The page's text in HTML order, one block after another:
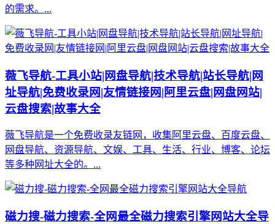
的需求。...
薇飞导航-工具小站|网盘导航|技术导航|站长导航|网
址导航|免费收录网|友情链接网|阿里云盘|网盘网站|
云盘搜索|故事大全
薇飞导航是一个免费收录友链网，收集阿里云盘、百度云盘、
网盘导航、资源导航、文娱、工具、生活、行业、博客、论坛
等多种网址大全的。...
磁力搜-磁力搜索-全网最全磁力搜索引擎网站大全导